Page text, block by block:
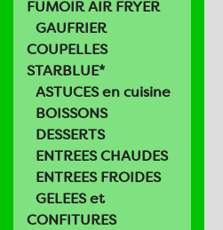
FUMOIR AIR FRYER
GAUFRIER
COUPELLES
STARBLUE*
ASTUCES en cuisine
BOISSONS
DESSERTS
ENTREES CHAUDES
ENTREES FROIDES
GELEES et
CONFITURES